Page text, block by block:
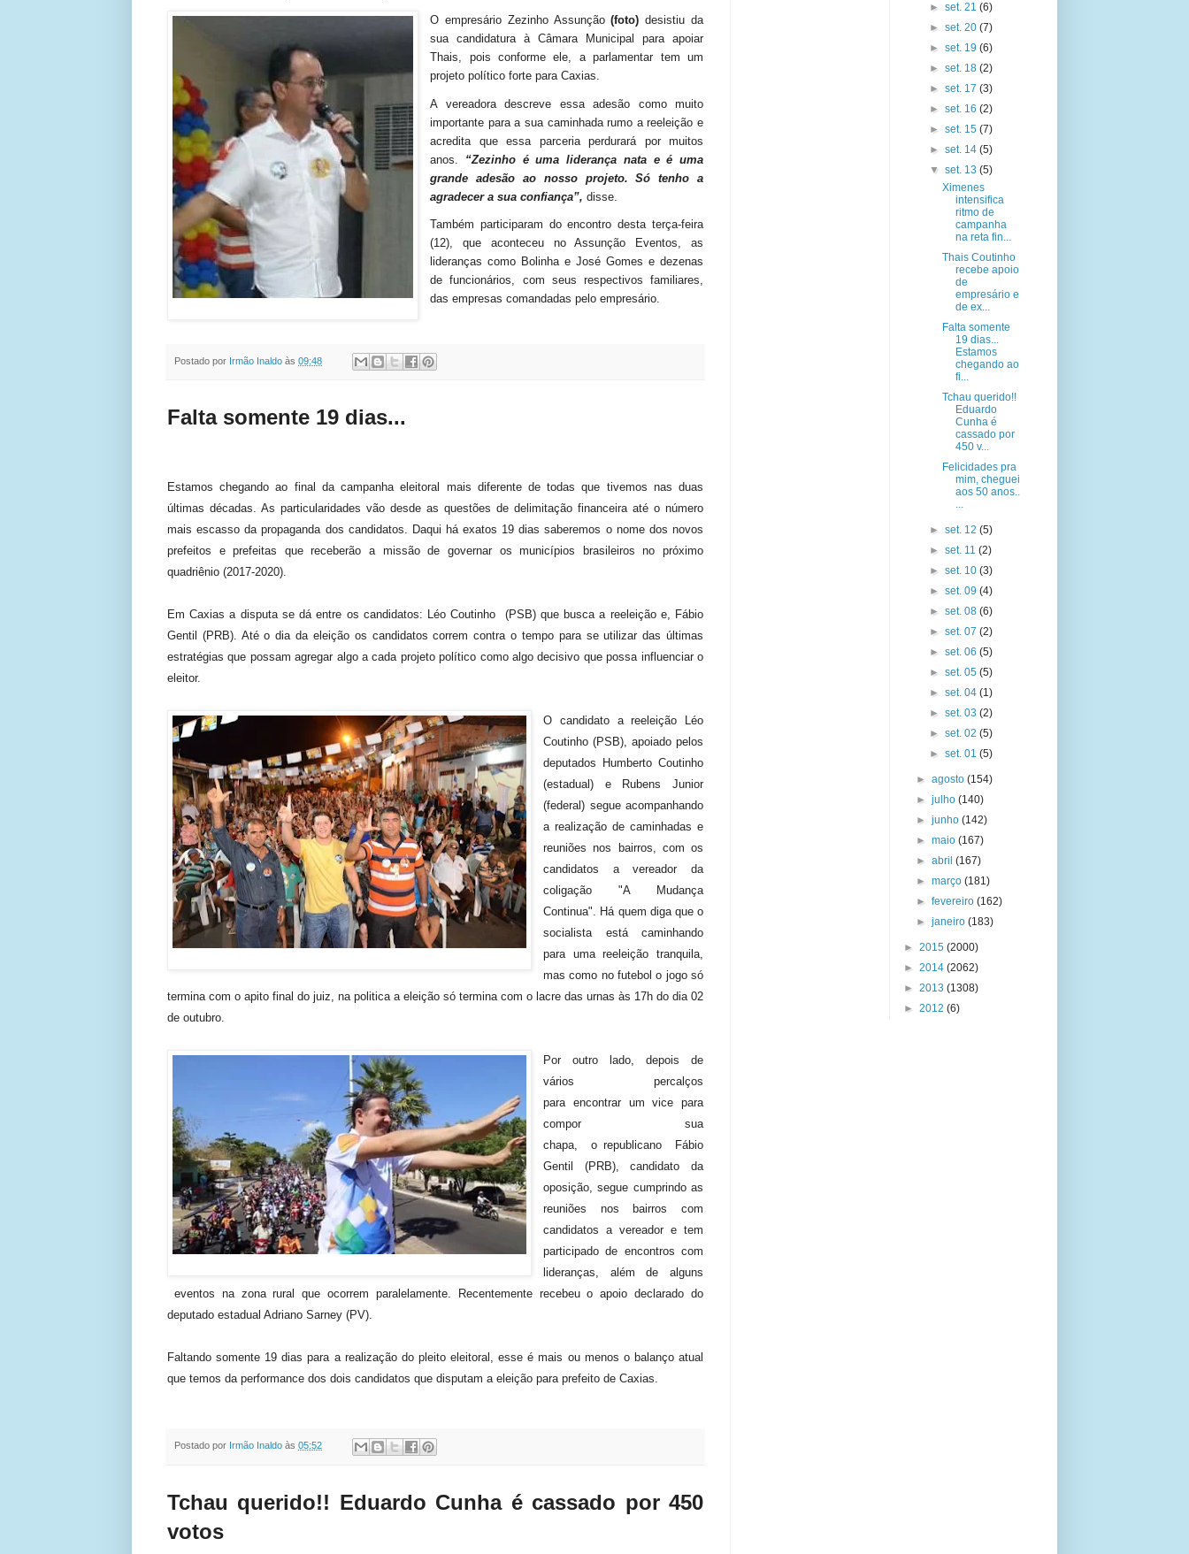
O empresário Zezinho Assunção(foto) desistiu da
sua candidatura à Câmara Municipal para apoiar
Thais, pois conforme ele, a parlamentar tem um
projeto político forte para Caxias.
A vereadora descreve essa adesão como muito
importante para a sua caminhada rumo a reeleição e
acredita que essa parceria perdurará por muitos
anos. “Zezinho é uma liderança nata e é uma
grande adesão ao nosso projeto. Só tenho a
agradecer a sua confiança”,disse.
Também participaram do encontro desta terça-feira
(12), que aconteceu no Assunção Eventos, as
lideranças como Bolinha e José Gomes e dezenas
de funcionários, com seus respectivos familiares,
das empresas comandadas pelo empresário.
Postado por Irmão Inaldo às 09:48
Falta somente 19 dias...
Estamos chegando ao final da campanha eleitoral mais diferente de todas que tivemos nas duas
últimas décadas. As particularidades vão desde as questões de delimitação financeira até o número
mais escasso da propaganda dos candidatos. Daqui há exatos 19 dias saberemos o nome dos novos
prefeitos e prefeitas que receberão a missão de governar os municípios brasileiros no próximo
quadriênio (2017-2020).
Em Caxias a disputa se dá entre os candidatos: Léo Coutinho (PSB) que busca a reeleição e, Fábio
Gentil (PRB). Até o dia da eleição os candidatos correm contra o tempo para se utilizar das últimas
estratégias que possam agregar algo a cada projeto político como algo decisivo que possa influenciar o
eleitor.
O candidato a reeleição Léo
Coutinho (PSB), apoiado pelos
deputados Humberto Coutinho
(estadual) e Rubens Junior
(federal) segue acompanhando
a realização de caminhadas e
reuniões nos bairros, com os
candidatos a vereador da
coligação "A Mudança
Continua". Há quem diga que o
socialista está caminhando
para uma reeleição tranquila,
mas como no futebol o jogo só
termina com o apito final do juiz, na politica a eleição só termina com o lacre das urnas às 17h do dia 02
de outubro.
Por outro lado, depois de
vários percalços
para encontrar um vice para
compor sua
chapa,
orepublicano Fábio
Gentil (PRB), candidato da
oposição, segue cumprindo as
reuniões nos bairros com
candidatos a vereador e tem
participado de encontros com
lideranças, além de alguns
eventos na zona rural que ocorrem paralelamente. Recentemente recebeu o apoio declarado do
deputado estadual Adriano Sarney (PV).
Faltando somente 19 dias para a realização do pleito eleitoral, esse é mais ou menos o balanço atual
que temos da performance dos dois candidatos que disputam a eleição para prefeito de Caxias.
Postado por Irmão Inaldo às 05:52
Tchau querido!! Eduardo Cunha é cassado por 450
votos
► set. 21 (6)
► set. 20 (7)
► set. 19 (6)
► set. 18 (2)
► set. 17 (3)
► set. 16 (2)
► set. 15 (7)
► set. 14 (5)
▼ set. 13 (5)
Ximenes
intensifica
ritmo de
campanha
na reta fin...
Thais Coutinho
recebe apoio
de
empresário e
de ex...
Falta somente
19 dias...
Estamos
chegando ao
fi...
Tchau querido!!
Eduardo
Cunha é
cassado por
450 v...
Felicidades pra
mim, cheguei
aos 50 anos..
...
► set. 12 (5)
► set. 11 (2)
► set. 10 (3)
► set. 09 (4)
► set. 08 (6)
► set. 07 (2)
► set. 06 (5)
► set. 05 (5)
► set. 04 (1)
► set. 03 (2)
► set. 02 (5)
► set. 01 (5)
►agosto(154)
►julho(140)
►junho(142)
►maio(167)
►abril(167)
►março(181)
►fevereiro(162)
►janeiro(183)
► 2015 (2000)
► 2014 (2062)
► 2013 (1308)
► 2012 (6)